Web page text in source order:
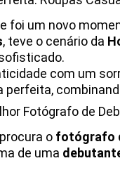
foi um novo
, teve o cenário da
com um
perfeita,
Fotógrafo de
o fotógrafo
de uma